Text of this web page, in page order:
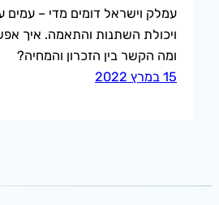
עמלק וישראל דומים מדי – עמים
ויכולת השתנות והתאמה. איך
ומה הקשר בין הזכרון והמחיה?
15 במרץ 2022